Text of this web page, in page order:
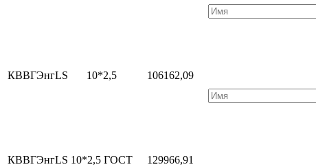
КВВГЭнгLS 10*2,5 106162,09
КВВГЭнгLS 10*2,5 ГОСТ 129966,91